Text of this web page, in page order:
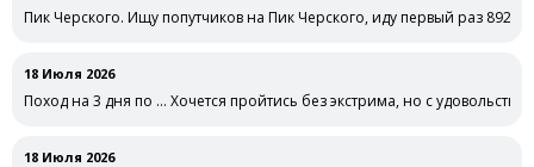
Пик Черского. Ищу попутчиков на Пик Черского, иду первый раз
18 Июля 2026
Поход на 3 дня по … Хочется пройтись без экстрима, но с
18 Июля 2026